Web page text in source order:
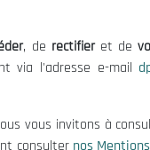
d'offres et
, de rectifieret de
via l'adresse e-mail
vous invitons à
consulter nos